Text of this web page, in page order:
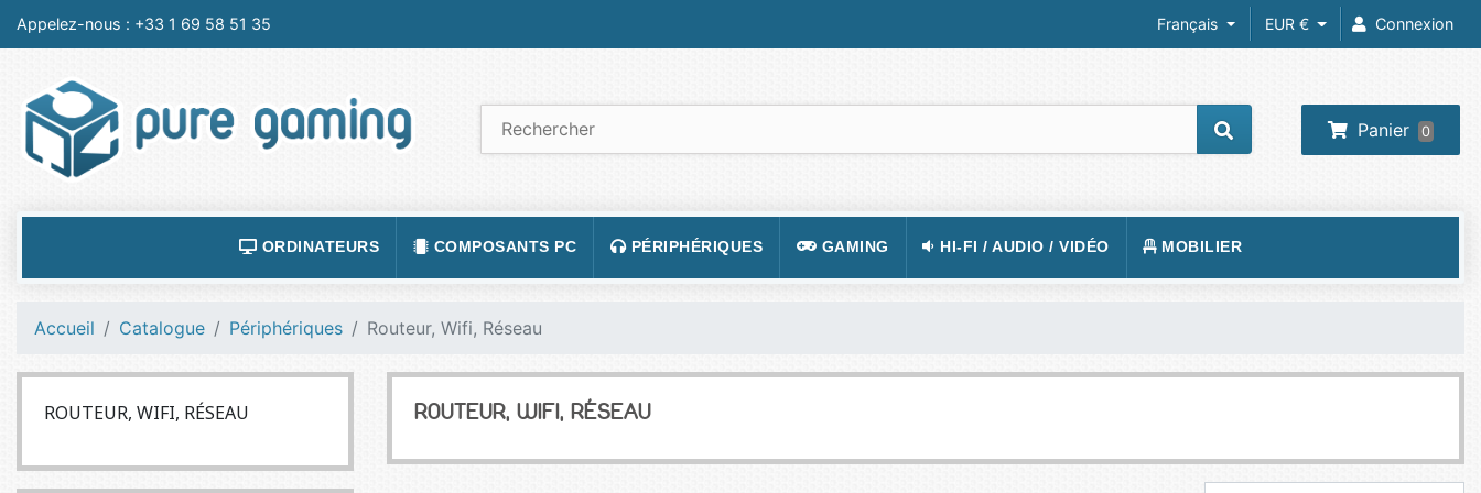
Appelez-nous : +33 1 69 58 51 35 Français EUR € Connexion
Panier 0
ORDINATEURS
ACCESSOIRES ORDINATEURS PORTABLES
TABLETTES
COMPOSANTS PC
ALIMENTATION
PÉRIPHÉRIQUES GAMING HI-FI / AUDIO / VIDÉO MOBILIER
Accueil Catalogue Périphériques Routeur, Wifi, Réseau
ROUTEUR, WIFI, RÉSEAU ROUTEUR, WIFI, RÉSEAU